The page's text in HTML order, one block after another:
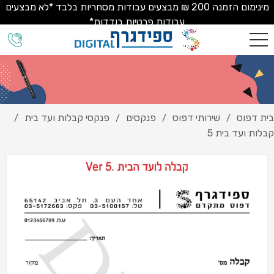
מינימום הזמנה 200 ₪ מבצעים עבודות מסחריות בלבד *לא מבצעים
עבודות פרטיות בודדות*
בית דפוס / שירותי דפוס / פנקסים / פנקסי קבלות ועד בית /
קבלות ועד בית 5